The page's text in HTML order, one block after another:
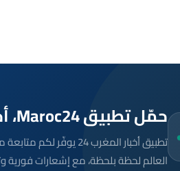
حمّل تطبيق Maroc24، أخبار المغرب تصلك أولاً
تطبيق أخبار المغرب 24
العالم لحظة بلحظة، مع إشعارات